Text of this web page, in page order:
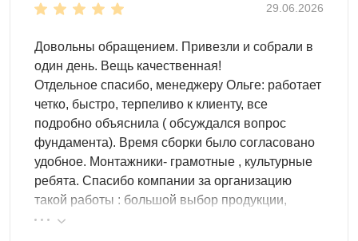
29.06.2026
Довольны обращением. Привезли и собрали в
один день. Вещь качественная!
Отдельное спасибо, менеджеру Ольге: работает
четко, быстро, терпеливо к клиенту, все
подробно объяснила ( обсуждался вопрос
фундамента). Время сборки было согласовано
удобное. Монтажники- грамотные , культурные
ребята. Спасибо компании за организацию
такой работы : большой выбор продукции,
реальные цены.